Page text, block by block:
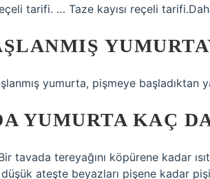
tarifi. … Taze kayısı reçeli
yumurta, pişmeye başladıktan
YUMURTA KAÇ
Bir tavada tereyağını köpürene kadar
düşük ateşte beyazları pişene kadar